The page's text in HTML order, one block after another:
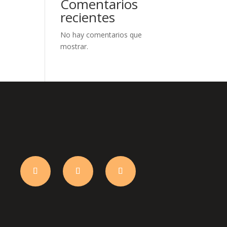
Comentarios
recientes
No hay comentarios que
mostrar.